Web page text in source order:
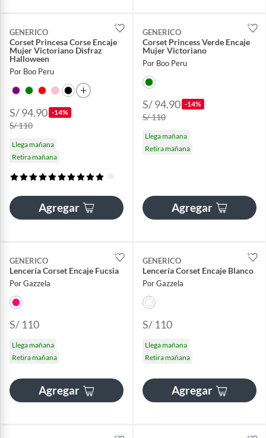
GENERICO
Corset Princesa Corse Encaje
Mujer Victoriano Disfraz
Halloween
Por Boo Peru
S/ 94.90 -14%
S/ 110
Llega mañana
Retira mañana
(1)
Agregar
GENERICO
Corset Princess Verde Encaje
Mujer Victoriano
Por Boo Peru
S/ 94.90 -14%
S/ 110
Llega mañana
Retira mañana
Agregar
GENERICO
Lencería Corset Encaje Fucsia
Por Gazzela
S/ 110
Llega mañana
Retira mañana
Agregar
GENERICO
Lencería Corset Encaje Blanco
Por Gazzela
S/ 110
Llega mañana
Retira mañana
Agregar